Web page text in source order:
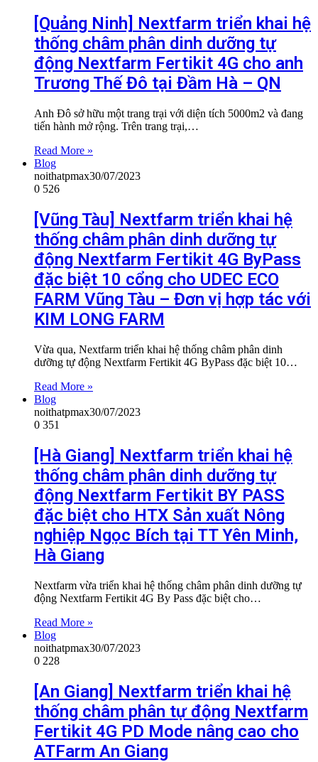
[Quảng Ninh] Nextfarm triển khai hệ
thống châm phân dinh dưỡng tự
động Nextfarm Fertikit 4G cho anh
Trương Thế Đô tại Đầm Hà – QN
Anh Đô sở hữu một trang trại với diện tích 5000m2 và đang
tiến hành mở rộng. Trên trang trại,…
Read More »
Blog
noithatpmax30/07/2023
0 526
[Vũng Tàu] Nextfarm triển khai hệ
thống châm phân dinh dưỡng tự
động Nextfarm Fertikit 4G ByPass
đặc biệt 10 cổng cho UDEC ECO
FARM Vũng Tàu – Đơn vị hợp tác với
KIM LONG FARM
Vừa qua, Nextfarm triển khai hệ thống châm phân dinh
dưỡng tự động Nextfarm Fertikit 4G ByPass đặc biệt 10…
Read More »
Blog
noithatpmax30/07/2023
0 351
[Hà Giang] Nextfarm triển khai hệ
thống châm phân dinh dưỡng tự
động Nextfarm Fertikit BY PASS
đặc biệt cho HTX Sản xuất Nông
nghiệp Ngọc Bích tại TT Yên Minh,
Hà Giang
Nextfarm vừa triển khai hệ thống châm phân dinh dưỡng tự
động Nextfarm Fertikit 4G By Pass đặc biệt cho…
Read More »
Blog
noithatpmax30/07/2023
0 228
[An Giang] Nextfarm triển khai hệ
thống châm phân tự động Nextfarm
Fertikit 4G PD Mode nâng cao cho
ATFarm An Giang